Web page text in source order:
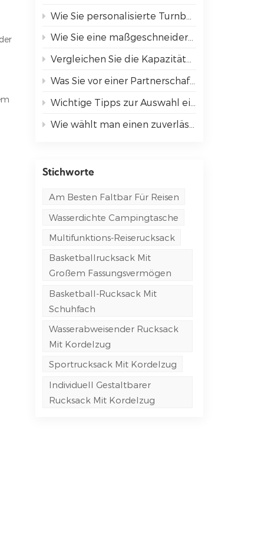
Wie Sie personalisierte Turnbeutel bei Ihrer nächsten Veranstaltung hervorheben können
Wie Sie eine maßgeschneiderte Kühltasche auswählen, die Ihren Bedürfnissen entspricht
Vergleichen Sie die Kapazitäten der bestbewerteten Sportrucksäcke.
Was Sie vor einer Partnerschaft mit einem OEM-Taschenhersteller wissen sollten
Wichtige Tipps zur Auswahl einer Umhängetasche für Arbeit und Reisen
Wie wählt man einen zuverlässigen Taschenhersteller für sein Unternehmen aus?
Stichworte
Am Besten Faltbar Für Reisen
Wasserdichte Campingtasche
Multifunktions-Reiserucksack
Basketballrucksack Mit
Großem Fassungsvermögen
Basketball-Rucksack Mit
Schuhfach
Wasserabweisender Rucksack
Mit Kordelzug
Sportrucksack Mit Kordelzug
Individuell Gestaltbarer
Rucksack Mit Kordelzug